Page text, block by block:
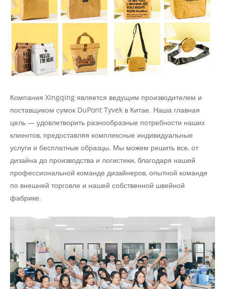
Компания Xingqing является ведущим производителем и
поставщиком сумок DuPont Tyvek в Китае. Наша главная
цель — удовлетворить разнообразные потребности наших
клиентов, предоставляя комплексные индивидуальные
услуги и бесплатные образцы. Мы можем решить все, от
дизайна до производства и логистики, благодаря нашей
профессиональной команде дизайнеров, опытной команде
по внешней торговле и нашей собственной швейной
фабрике.